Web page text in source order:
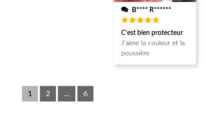
B**** R******
Note5
sur 5
C’est bien protecteur
J’aime la couleur et la
poussière
1 2 ... 6